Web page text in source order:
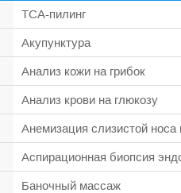
TCA-пилинг
Акупунктура
Анализ кожи на грибок
Анализ крови на глюкозу
Анемизация слизистой носа
Аспирационная биопсия
Баночный массаж